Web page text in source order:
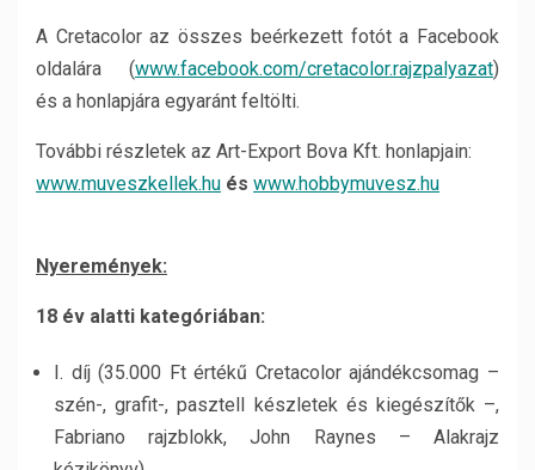
A Cretacolor az összes beérkezett fotót a Facebook
oldalára (www.facebook.com/cretacolor.rajzpalyazat)
és a honlapjára egyaránt feltölti.
További részletek az Art-Export Bova Kft. honlapjain:
www.muveszkellek.hu és www.hobbymuvesz.hu
Nyeremények:
18 év alatti kategóriában:
I. díj (35.000 Ft értékű Cretacolor ajándékcsomag –
szén-, grafit-, pasztell készletek és kiegészítők –,
Fabriano rajzblokk, John Raynes – Alakrajz